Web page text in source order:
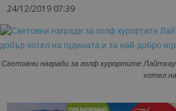
24/12/2019 07:39
Световни награди за голф курортите
хотел